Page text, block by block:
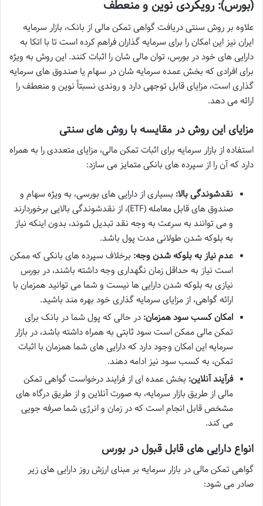
(بورس): رویکردی نوین و منعطف
علاوه بر روش سنتی دریافت گواهی تمکن مالی از بانک، بازار سرمایه
ایران نیز این امکان را برای سرمایه گذاران فراهم کرده است تا با اتکا به
دارایی های خود در بورس، توان مالی شان را اثبات کنند. این روش به ویژه
برای افرادی که بخش عمده سرمایه شان در سهام یا صندوق های سرمایه
گذاری است، مزایای قابل توجهی دارد و روندی نسبتاً نوین و منعطف را
ارائه می دهد.
مزایای این روش در مقایسه با روش های سنتی
استفاده از بازار سرمایه برای اثبات تمکن مالی، مزایای متعددی را به همراه
دارد که آن را از سپرده های بانکی متمایز می سازد:
نقدشوندگی بالا: بسیاری از دارایی های بورسی، به ویژه سهام و
صندوق های قابل معامله (ETF)، از نقدشوندگی بالایی برخوردارند
و می توانند به سرعت به وجه نقد تبدیل شوند، بدون اینکه نیاز
به بلوکه شدن طولانی مدت پول باشد.
عدم نیاز به بلوکه شدن وجه: برخلاف سپرده های بانکی که ممکن
است نیاز به حداقل زمان نگهداری وجه داشته باشند، در بورس
نیازی به بلوکه شدن دارایی ها نیست و شما می توانید همزمان با
ارائه گواهی، از مزایای سرمایه گذاری خود بهره مند باشید.
امکان کسب سود همزمان: در حالی که پول شما در بانک برای
تمکن مالی ممکن است سود ثابتی به همراه داشته باشد، در بازار
سرمایه این امکان وجود دارد که دارایی های شما همزمان با اثبات
تمکن، به کسب سود نیز ادامه دهند.
فرآیند آنلاین: بخش عمده ای از فرایند درخواست گواهی تمکن
مالی از طریق بازار سرمایه، به صورت آنلاین و از طریق درگاه های
مشخص قابل انجام است که در زمان و انرژی شما صرفه جویی
می کند.
انواع دارایی های قابل قبول در بورس
گواهی تمکن مالی در بازار سرمایه بر مبنای ارزش روز دارایی های زیر
صادر می شود: